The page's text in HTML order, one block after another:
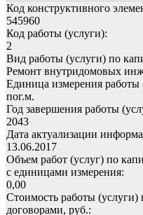
Код конструктивного
545960
Код работы (услуги):
2
Вид работы (услуги) по
Ремонт внутридомовых
Единица измерения работы
пог.м.
Год завершения работы
2043
Дата актуализации
13.06.2017
Объем работ (услуг) по
с единицами измерения:
0,00
Стоимость работы (услуги)
договорами, руб.: